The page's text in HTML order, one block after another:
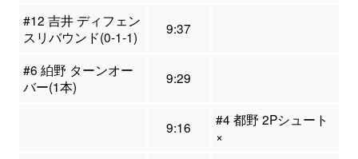
#12 吉井 ディフェン
スリバウンド(0-1-1)
9:37
#6 絈野 ターンオー
バー(1本)
9:29
9:16
#4 都野 2Pシュート
×